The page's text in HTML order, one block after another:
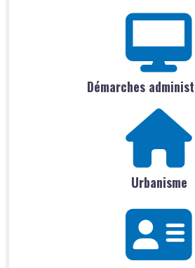
Démarches
Urbanisme